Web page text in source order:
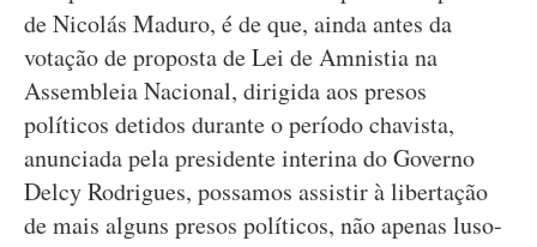
de Nicolás Maduro, é de que, ainda antes da
votação de proposta de Lei de Amnistia na
Assembleia Nacional, dirigida aos presos
políticos detidos durante o período chavista,
anunciada pela presidente interina do Governo
Delcy Rodrigues, possamos assistir à libertação
de mais alguns presos políticos, não apenas luso-